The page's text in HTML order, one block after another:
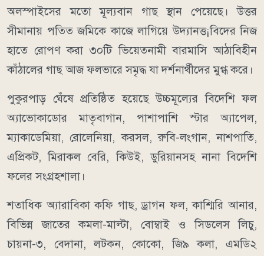
অলস্পাইসের মতো মূল্যবান গাছ স্থান পেয়েছে। উত্তর
সীমানায় পতিত জমিকে কাজে লাগিয়ে উদ্যানত্ত¡বিদের নিজ
হাতে রোপণ করা ৩০টি ভিয়েতনামী বারমাসি আঠাবিহীন
কাঁঠালের গাছ আজ ফলভারে সমৃদ্ধ যা দর্শনার্থীদের মুগ্ধ করে।
পুকুরপাড় ঘেঁষে প্রতিষ্ঠিত হয়েছে উচ্চমূল্যের বিদেশি ফল
অ্যাভোকাডোর মাতৃবাগান, পাশাপাশি স্টার অ্যাপেল,
ম্যাকাডেমিয়া, রোলেনিয়া, করসল, রুবি-লংগান, নাশপাতি,
এপ্রিকট, মিরাকল বেরি, কিউই, ডুরিয়ানসহ নানা বিদেশি
ফলের সংগ্রহশালা।
শতাধিক অ্যারাবিকা কফি গাছ, ড্রাগন ফল, কাশ্মিরি আনার,
বিভিন্ন জাতের কমলা-মাল্টা, বোম্বাই ও সিডলেস লিচু,
চায়না-৩, বেদানা, লটকন, কোকো, জি৯ কলা, এমডি২